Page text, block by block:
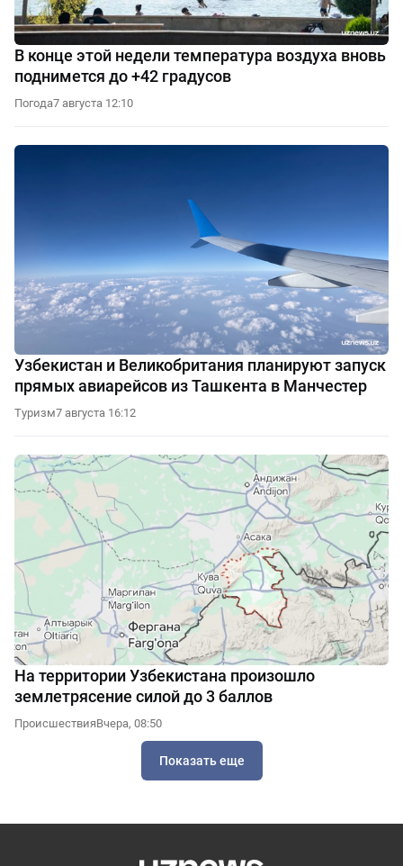
В конце этой недели температура воздуха вновь
поднимется до +42 градусов
Погода7 августа 12:10
Узбекистан и Великобритания планируют запуск
прямых авиарейсов из Ташкента в Манчестер
Туризм7 августа 16:12
На территории Узбекистана произошло
землетрясение силой до 3 баллов
ПроисшествияВчера, 08:50
Показать еще